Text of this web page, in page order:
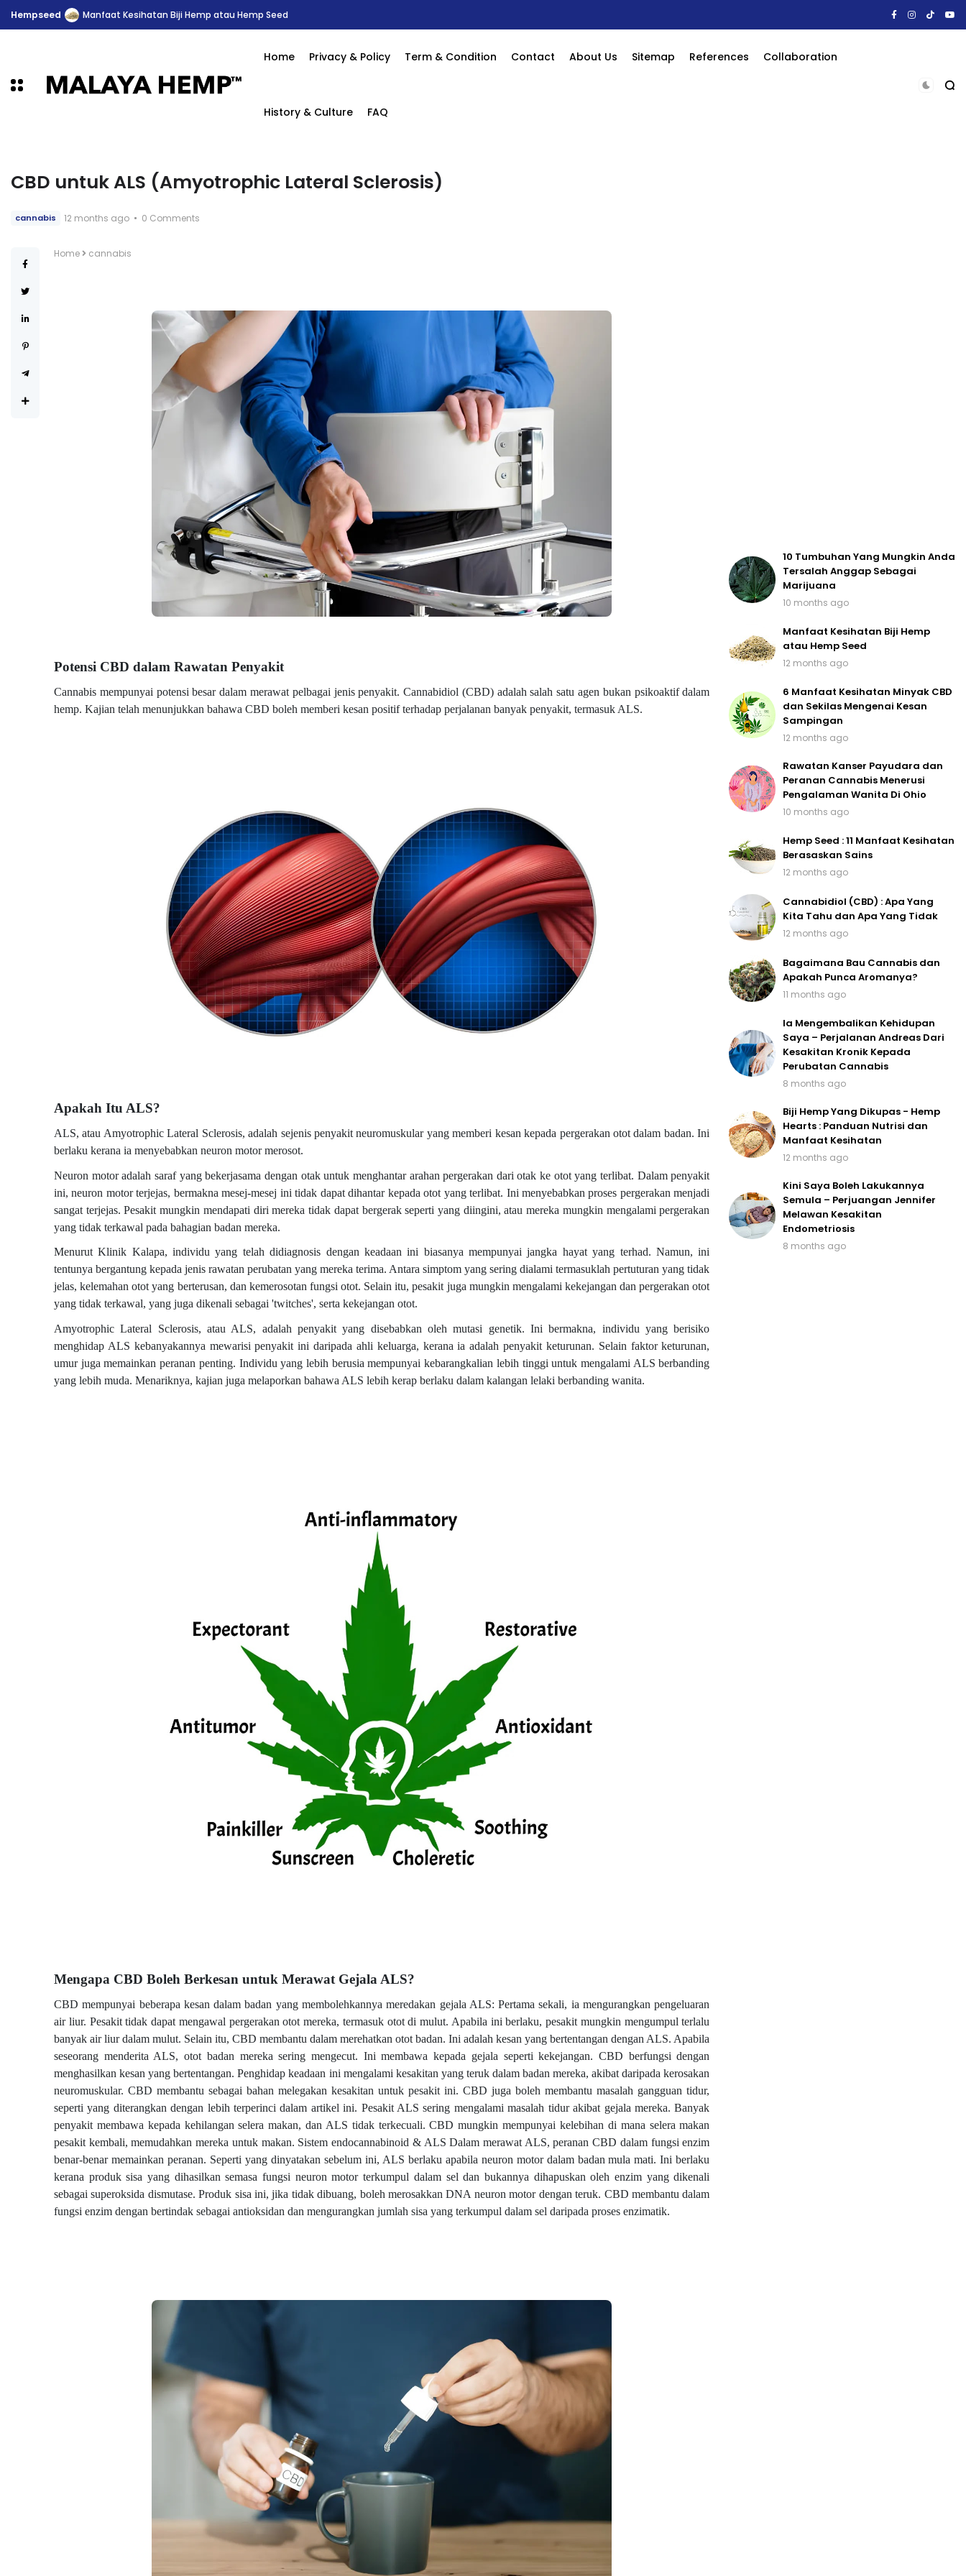
Anxiety & Depression 6 Manfaat Kesihatan Minyak CBD dan Sekilas Mengenai Kesan Sampingan
Home Privacy & Policy Term & Condition Contact About Us Sitemap References Collaboration
History & Culture FAQ
CBD untuk ALS (Amyotrophic Lateral Sclerosis)
cannabis 12 months ago 0 Comments
Home cannabis
Potensi CBD dalam Rawatan Penyakit
Cannabis mempunyai potensi besar dalam merawat pelbagai jenis penyakit. Cannabidiol (CBD) adalah salah satu agen bukan psikoaktif dalam
hemp. Kajian telah menunjukkan bahawa CBD boleh memberi kesan positif terhadap perjalanan banyak penyakit, termasuk ALS.
Apakah Itu ALS?
ALS, atau Amyotrophic Lateral Sclerosis, adalah sejenis penyakit neuromuskular yang memberi kesan kepada pergerakan otot dalam badan. Ini
berlaku kerana ia menyebabkan neuron motor merosot.
Neuron motor adalah saraf yang bekerjasama dengan otak untuk menghantar arahan pergerakan dari otak ke otot yang terlibat. Dalam penyakit
ini, neuron motor terjejas, bermakna mesej-mesej ini tidak dapat dihantar kepada otot yang terlibat. Ini menyebabkan proses pergerakan menjadi
sangat terjejas. Pesakit mungkin mendapati diri mereka tidak dapat bergerak seperti yang diingini, atau mereka mungkin mengalami pergerakan
yang tidak terkawal pada bahagian badan mereka.
Menurut Klinik Kalapa, individu yang telah didiagnosis dengan keadaan ini biasanya mempunyai jangka hayat yang terhad. Namun, ini
tentunya bergantung kepada jenis rawatan perubatan yang mereka terima. Antara simptom yang sering dialami termasuklah pertuturan yang tidak
jelas, kelemahan otot yang berterusan, dan kemerosotan fungsi otot. Selain itu, pesakit juga mungkin mengalami kekejangan dan pergerakan otot
yang tidak terkawal, yang juga dikenali sebagai 'twitches', serta kekejangan otot.
Amyotrophic Lateral Sclerosis, atau ALS, adalah penyakit yang disebabkan oleh mutasi genetik. Ini bermakna, individu yang berisiko
menghidap ALS kebanyakannya mewarisi penyakit ini daripada ahli keluarga, kerana ia adalah penyakit keturunan. Selain faktor keturunan,
umur juga memainkan peranan penting. Individu yang lebih berusia mempunyai kebarangkalian lebih tinggi untuk mengalami ALS berbanding
yang lebih muda. Menariknya, kajian juga melaporkan bahawa ALS lebih kerap berlaku dalam kalangan lelaki berbanding wanita.
Mengapa CBD Boleh Berkesan untuk Merawat Gejala ALS?
CBD mempunyai beberapa kesan dalam badan yang membolehkannya meredakan gejala ALS: Pertama sekali, ia mengurangkan pengeluaran
air liur. Pesakit tidak dapat mengawal pergerakan otot mereka, termasuk otot di mulut. Apabila ini berlaku, pesakit mungkin mengumpul terlalu
banyak air liur dalam mulut. Selain itu, CBD membantu dalam merehatkan otot badan. Ini adalah kesan yang bertentangan dengan ALS. Apabila
seseorang menderita ALS, otot badan mereka sering mengecut. Ini membawa kepada gejala seperti kekejangan. CBD berfungsi dengan
menghasilkan kesan yang bertentangan. Penghidap keadaan ini mengalami kesakitan yang teruk dalam badan mereka, akibat daripada kerosakan
neuromuskular. CBD membantu sebagai bahan melegakan kesakitan untuk pesakit ini. CBD juga boleh membantu masalah gangguan tidur,
seperti yang diterangkan dengan lebih terperinci dalam artikel ini. Pesakit ALS sering mengalami masalah tidur akibat gejala mereka. Banyak
penyakit membawa kepada kehilangan selera makan, dan ALS tidak terkecuali. CBD mungkin mempunyai kelebihan di mana selera makan
pesakit kembali, memudahkan mereka untuk makan. Sistem endocannabinoid & ALS Dalam merawat ALS, peranan CBD dalam fungsi enzim
benar-benar memainkan peranan. Seperti yang dinyatakan sebelum ini, ALS berlaku apabila neuron motor dalam badan mula mati. Ini berlaku
kerana produk sisa yang dihasilkan semasa fungsi neuron motor terkumpul dalam sel dan bukannya dihapuskan oleh enzim yang dikenali
sebagai superoksida dismutase. Produk sisa ini, jika tidak dibuang, boleh merosakkan DNA neuron motor dengan teruk. CBD membantu dalam
fungsi enzim dengan bertindak sebagai antioksidan dan mengurangkan jumlah sisa yang terkumpul dalam sel daripada proses enzimatik.
10 Tumbuhan Yang Mungkin Anda
Tersalah Anggap Sebagai
Marijuana
10 months ago
Manfaat Kesihatan Biji Hemp
atau Hemp Seed
12 months ago
6 Manfaat Kesihatan Minyak CBD
dan Sekilas Mengenai Kesan
Sampingan
12 months ago
Rawatan Kanser Payudara dan
Peranan Cannabis Menerusi
Pengalaman Wanita Di Ohio
10 months ago
Hemp Seed : 11 Manfaat Kesihatan
Berasaskan Sains
12 months ago
Cannabidiol (CBD) : Apa Yang
Kita Tahu dan Apa Yang Tidak
12 months ago
Bagaimana Bau Cannabis dan
Apakah Punca Aromanya?
11 months ago
Ia Mengembalikan Kehidupan
Saya – Perjalanan Andreas Dari
Kesakitan Kronik Kepada
Perubatan Cannabis
8 months ago
Biji Hemp Yang Dikupas - Hemp
Hearts : Panduan Nutrisi dan
Manfaat Kesihatan
12 months ago
Kini Saya Boleh Lakukannya
Semula – Perjuangan Jennifer
Melawan Kesakitan
Endometriosis
8 months ago